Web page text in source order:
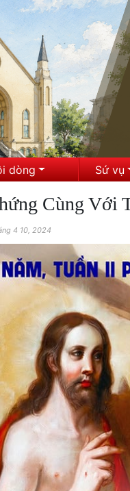
dòng Sứ vụ
Cùng Với
4 10, 2024